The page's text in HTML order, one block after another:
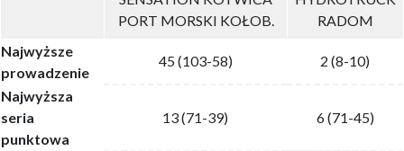
PORT MORSKI KOŁOB.
RADOM
Najwyższe
prowadzenie
45 (103-58) 2 (8-10)
Najwyższa
seria
punktowa
13 (71-39) 6 (71-45)